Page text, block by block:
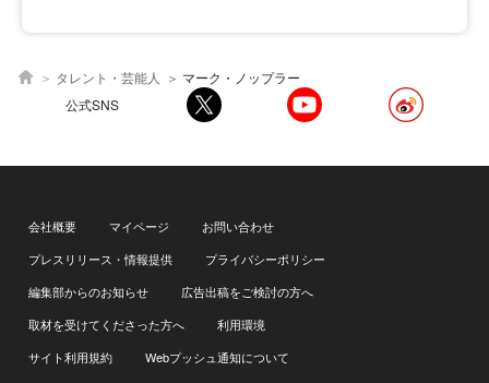
タレント・芸能人
マーク・ノップラー
公式SNS
会社概要 マイページ
お問い合わせ
プレスリリース・情報提供
プライバシーポリシー
編集部からのお知らせ
広告出稿をご検討の方へ
取材を受けてくださった方へ
利用環境
サイト利用規約
Webプッシュ通知について